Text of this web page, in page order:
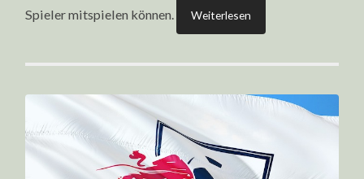
Spieler mitspielen können.
Weiterlesen